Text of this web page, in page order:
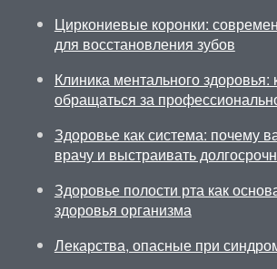
Циркониевые коронки:
для восстановления зубов
Клиника ментального здоровья:
обращаться за
Здоровье как система: почему
врачу и выстраивать
Здоровье полости рта как
здоровья организма
Лекарства, опасные при